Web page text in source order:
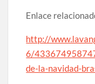
Enlace
http://
6/
de-la-navidad-